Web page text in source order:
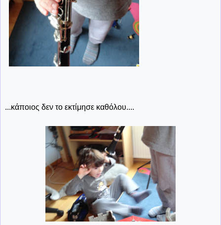
...κάποιος δεν το εκτίμησε καθόλου....